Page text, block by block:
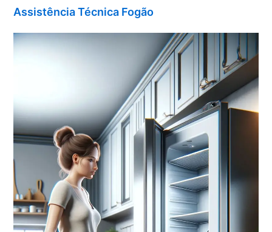
Assistência Técnica Fogão